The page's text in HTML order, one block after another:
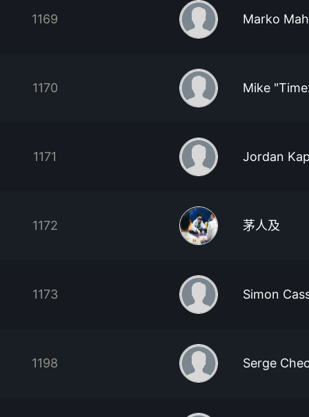
1169 Marko
1170 Mike
1171 Jordan
1172 茅人及
1173 Simon
1198 Serge